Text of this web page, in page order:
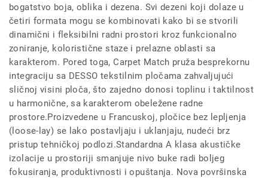
bogatstvo boja, oblika i dezena. Svi dezeni koji dolaze u
četiri formata mogu se kombinovati kako bi se stvorili
dinamični i fleksibilni radni prostori kroz funkcionalno
zoniranje, koloristične staze i prelazne oblasti sa
karakterom. Pored toga, Carpet Match pruža besprekornu
integraciju sa DESSO tekstilnim pločama zahvaljujući
sličnoj visini ploča, što zajedno donosi toplinu i taktilnost
u harmonične, sa karakterom obeležene radne
prostore.Proizvedene u Francuskoj, pločice bez lepljenja
(loose-lay) se lako postavljaju i uklanjaju, nudeći brz
pristup tehničkoj podlozi.Standardna A klasa akustičke
izolacije u prostoriji smanjuje nivo buke radi boljeg
fokusiranja, produktivnosti i opuštanja. Nova površinska